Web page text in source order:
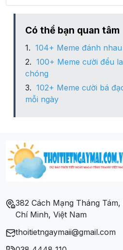
Xã Mường Cai
Xã Mường Hung
Xã Mường Lầm
Xã Nà Nghịu
Xã Nậm Ty
Xã Yên Hưng
Có thể bạn quan tâm
104+ Meme đánh
100+ Meme cười đểu
chóng
102+ Meme cười bá
mỗi ngày
382 Cách Mạng Tháng
Chí Minh, Việt Nam
thoitietngaymaii@gmail.com